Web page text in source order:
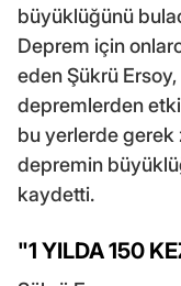
büyüklüğünü
Deprem için
eden Şükrü
depremlerden
bu yerlerde
depremin
kaydetti.
"1 YILDA 150